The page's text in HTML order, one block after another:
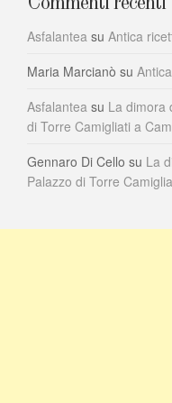
Asfalantea su Antica
Maria Marcianò su
Asfalantea su La dimora
di Torre Camigliati a
Gennaro Di Cello su La
Palazzo di Torre